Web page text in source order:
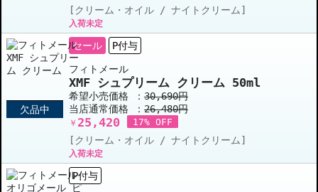
[クリーム・オイル / ナイトクリーム]
入荷未定
欠品中
セール P付与
フィトメール
XMF シュプリーム クリーム 50ml
希望小売価格 ： 30,690円
当店通常価格 ： 26,480円
￥ 25,420 17% OFF
[クリーム・オイル / ナイトクリーム]
入荷未定
P付与